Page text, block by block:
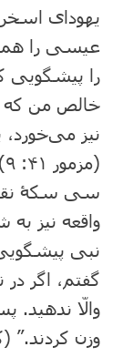
یهودای
عیسی را
را پیشگویی
خالص من که
نیز می‌خورد،
سی سکۀ
واقعه نیز
نبی
گفتم، اگر
والّا